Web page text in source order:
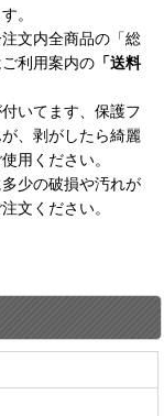
。
文内全商品の「総
利用案内の 「送料
いてます、保護フ
、剥がしたら綺麗
用ください。
少の破損や汚れが
文ください。